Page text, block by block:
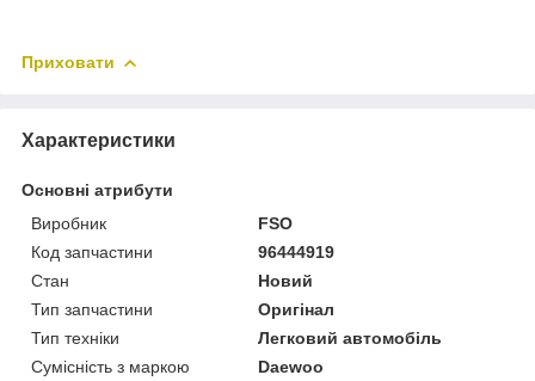
Приховати
Характеристики
Основні атрибути
Виробник
FSO
Код запчастини
96444919
Стан
Новий
Тип запчастини
Оригінал
Тип техніки
Легковий автомобіль
Сумісність з маркою
Daewoo